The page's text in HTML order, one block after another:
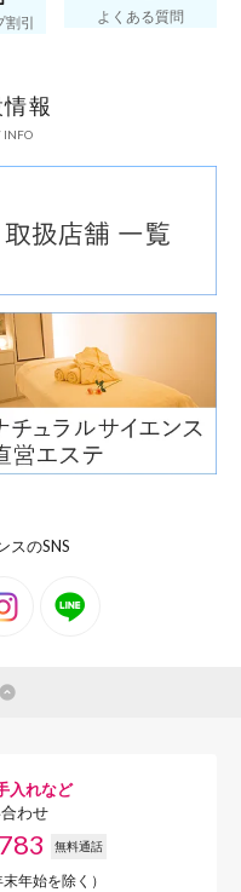
ゃん・キ
できや
割引 よくある質問
報
INFO
スのSNS
入れなど
わせ
無料通話
年始を除く）